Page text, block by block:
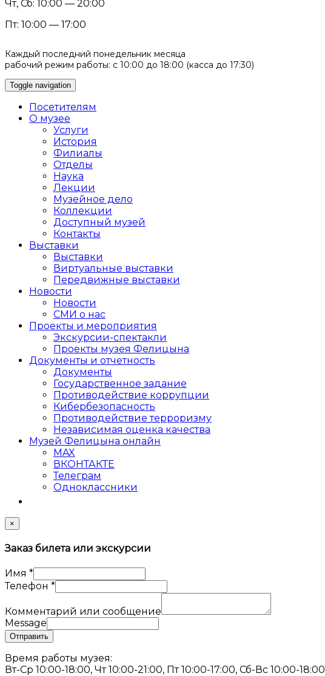
Чт, Сб: 10:00 — 20:00
Пт: 10:00 — 17:00
Каждый последний понедельник месяца
рабочий режим работы: с 10:00 до 18:00 (касса до 17:30)
Toggle navigation
Посетителям
О музее
Услуги
История
Филиалы
Отделы
Наука
Лекции
Музейное дело
Коллекции
Доступный музей
Контакты
Выставки
Выставки
Виртуальные выставки
Передвижные выставки
Новости
Новости
СМИ о нас
Проекты и мероприятия
Экскурсии-спектакли
Проекты музея Фелицына
Документы и отчетность
Документы
Государственное задание
Противодействие коррупции
Кибер­безопасность
Противодействие терроризму
Независимая оценка качества
Музей Фелицына онлайн
MAX
ВКОНТАКТЕ
Телеграм
Одноклассники
×
Заказ билета или экскурсии
Имя *
Телефон *
Комментарий или сообщение
Message
Отправить
Время работы музея:
Вт-Ср 10:00-18:00, Чт 10:00-21:00, Пт 10:00-17:00, Сб-Вс 10:00-18:00